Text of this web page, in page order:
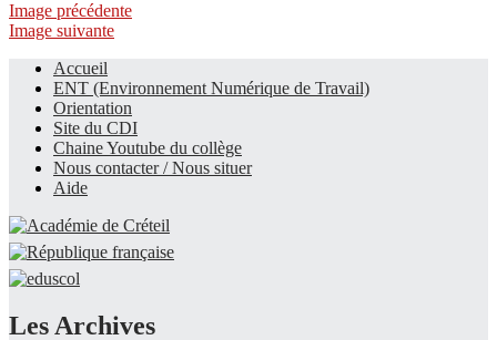
Image précédente
Image suivante
Le site du collège
Accueil
ENT (Environnement Numérique de Travail)
Orientation
Site du CDI
Chaine Youtube du collège
Nous contacter / Nous situer
Aide
Les Archives